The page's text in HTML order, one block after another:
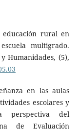
educación rural en
multigrado.
Humanidades, (5),
en las aulas
escolares y
perspectiva del
de Evaluación